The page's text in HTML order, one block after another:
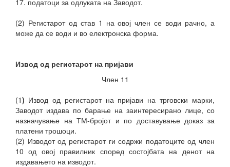
17. податоци за одлуката на Заводот.
(2) Регистарот од став 1 на овој член се води рачно, а
може да се води и во електронска форма.
Извод од регистарот на пријави
Член 11
(1) Извод од регистарот на пријави на трговски марки,
Заводот издава по барање на заинтересирано лице, со
назначување на ТМ-бројот и по доставување доказ за
платени трошоци.
(2) Изводот од регистарот ги содржи податоците од член
10 од овој правилник според состојбата на денот на
издавањето на изводот.